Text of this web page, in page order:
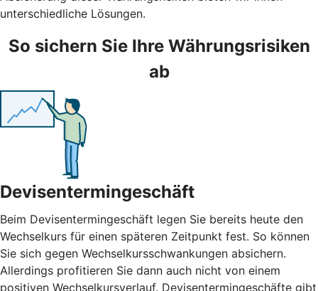
unterschiedliche Lösungen.
So sichern Sie Ihre Währungsrisiken
ab
Devisentermingeschäft
Beim Devisentermingeschäft legen Sie bereits heute den
Wechselkurs für einen späteren Zeitpunkt fest. So können
Sie sich gegen Wechselkursschwankungen absichern.
Allerdings profitieren Sie dann auch nicht von einem
positiven Wechselkursverlauf. Devisentermingeschäfte gibt